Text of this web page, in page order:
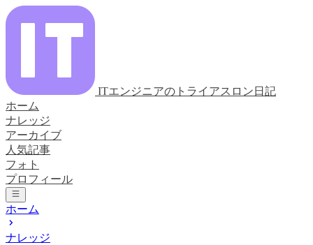
ITエンジニアのトライアスロン日記
ホーム
ナレッジ
アーカイブ
人気記事
フォト
プロフィール
ホーム
ナレッジ